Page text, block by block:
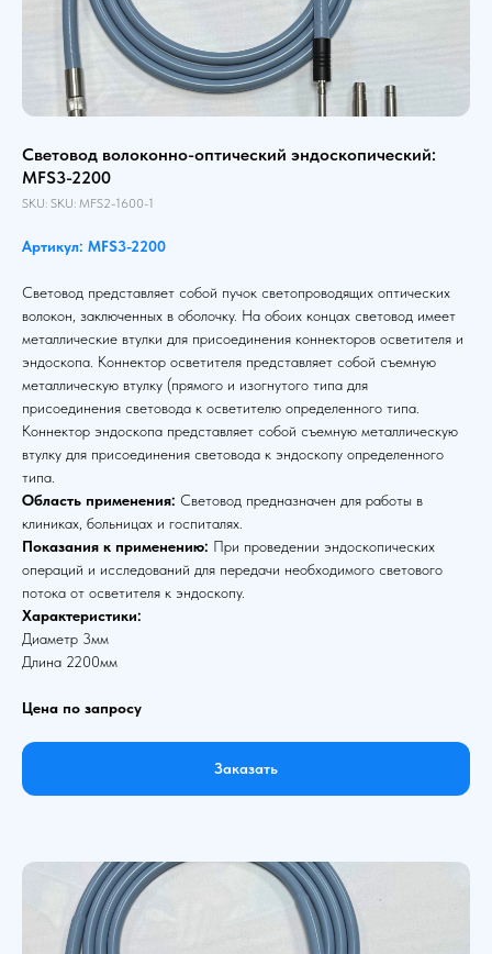
Световод волоконно-оптический эндоскопический:
MFS3-2200
SKU: SKU: MFS2-1600-1
Артикул: MFS3-2200
Световод представляет собой пучок светопроводящих оптических
волокон, заключенных в оболочку. На обоих концах световод имеет
металлические втулки для присоединения коннекторов осветителя и
эндоскопа. Коннектор осветителя представляет собой съемную
металлическую втулку (прямого и изогнутого типа для
присоединения световода к осветителю определенного типа.
Коннектор эндоскопа представляет собой съемную металлическую
втулку для присоединения световода к эндоскопу определенного
типа.
Область применения: Световод предназначен для работы в
клиниках, больницах и госпиталях.
Показания к применению: При проведении эндоскопических
операций и исследований для передачи необходимого светового
потока от осветителя к эндоскопу.
Характеристики:
Диаметр 3мм
Длина 2200мм
Цена по запросу
Заказать